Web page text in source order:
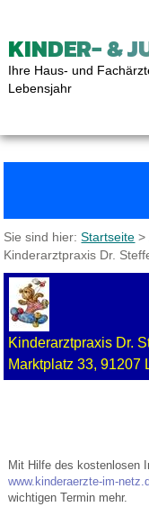
KINDER- &
Ihre Haus- und
Lebensjahr
Sie sind hier:Startseite >
Kinderarztpraxis Dr.
Kinderarztpraxis Dr.
Marktplatz 33, 91207
Mit Hilfe des kostenlosen
www.kinderaerzte-im-
wichtigen Termin mehr.